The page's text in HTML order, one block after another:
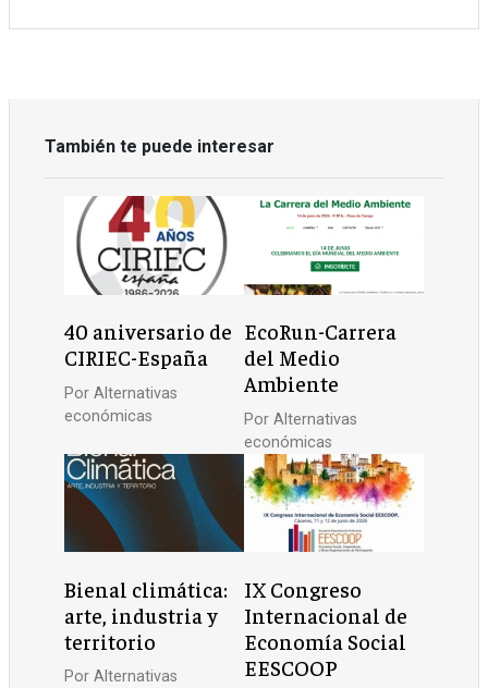
También te puede interesar
40 aniversario de
CIRIEC-España
PorAlternativas
económicas
EcoRun-Carrera
del Medio
Ambiente
Por Alternativas
económicas
Bienal climática:
arte, industria y
territorio
PorAlternativas
IX Congreso
Internacional de
Economía Social
EESCOOP